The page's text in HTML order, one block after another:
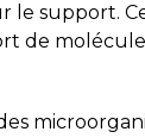
le support.
de